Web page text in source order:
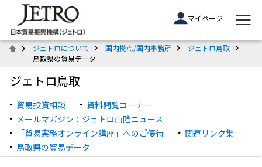
マイページ
ジェトロについて 国内拠点/国内事務所
ジェトロ鳥取
鳥取県の貿易データ
ジェトロ鳥取
貿易投資相談
資料閲覧コーナー
メールマガジン：ジェトロ山陰ニュース
「貿易実務オンライン講座」へのご優待
関連リンク集
鳥取県の貿易データ